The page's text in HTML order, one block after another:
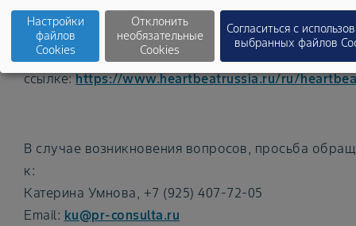
Онлайн-тест доступен на сайте проекта “Пульс
ссылке:https://www.heartbeatrussia.ru/ru/
В случае возникновения вопросов, просьба
к:
Катерина Умнова, +7 (925) 407-72-05
Email: ku@pr-consulta.ru
Настройки
файлов
Cookies
Отклонить
необязательные
Cookies
Согласиться с
выбранных файлов